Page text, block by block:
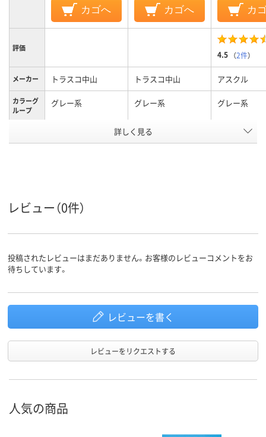
カゴへ カゴへ カ
評価
4.5 （2件）
メーカー トラスコ中山 トラスコ中山 アスクル
カラーグ
ループ
グレー系 グレー系 グレー系
95
詳しく見る
レビュー（0件）
投稿されたレビューはまだありません。お客様のレビューコメントをお
待ちしています。
レビューを書く
レビューをリクエストする
人気の商品